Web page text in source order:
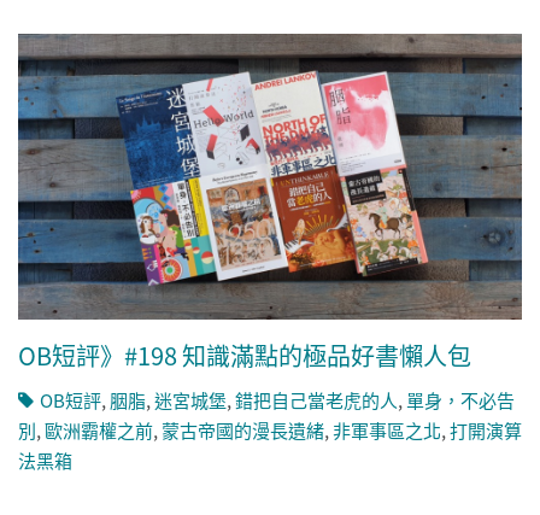
OB短評》#198 知識滿點的極品好書懶人包
OB短評,胭脂,迷宮城堡,錯把自己當老虎的人,單身，不必告
別,歐洲霸權之前,蒙古帝國的漫長遺緒,非軍事區之北,打開演算
法黑箱